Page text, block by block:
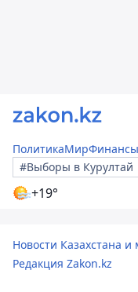
ПолитикаМирФинансы
#Выборы в Курултай
+19°
Новости Казахстана и
Редакция Zakon.kz